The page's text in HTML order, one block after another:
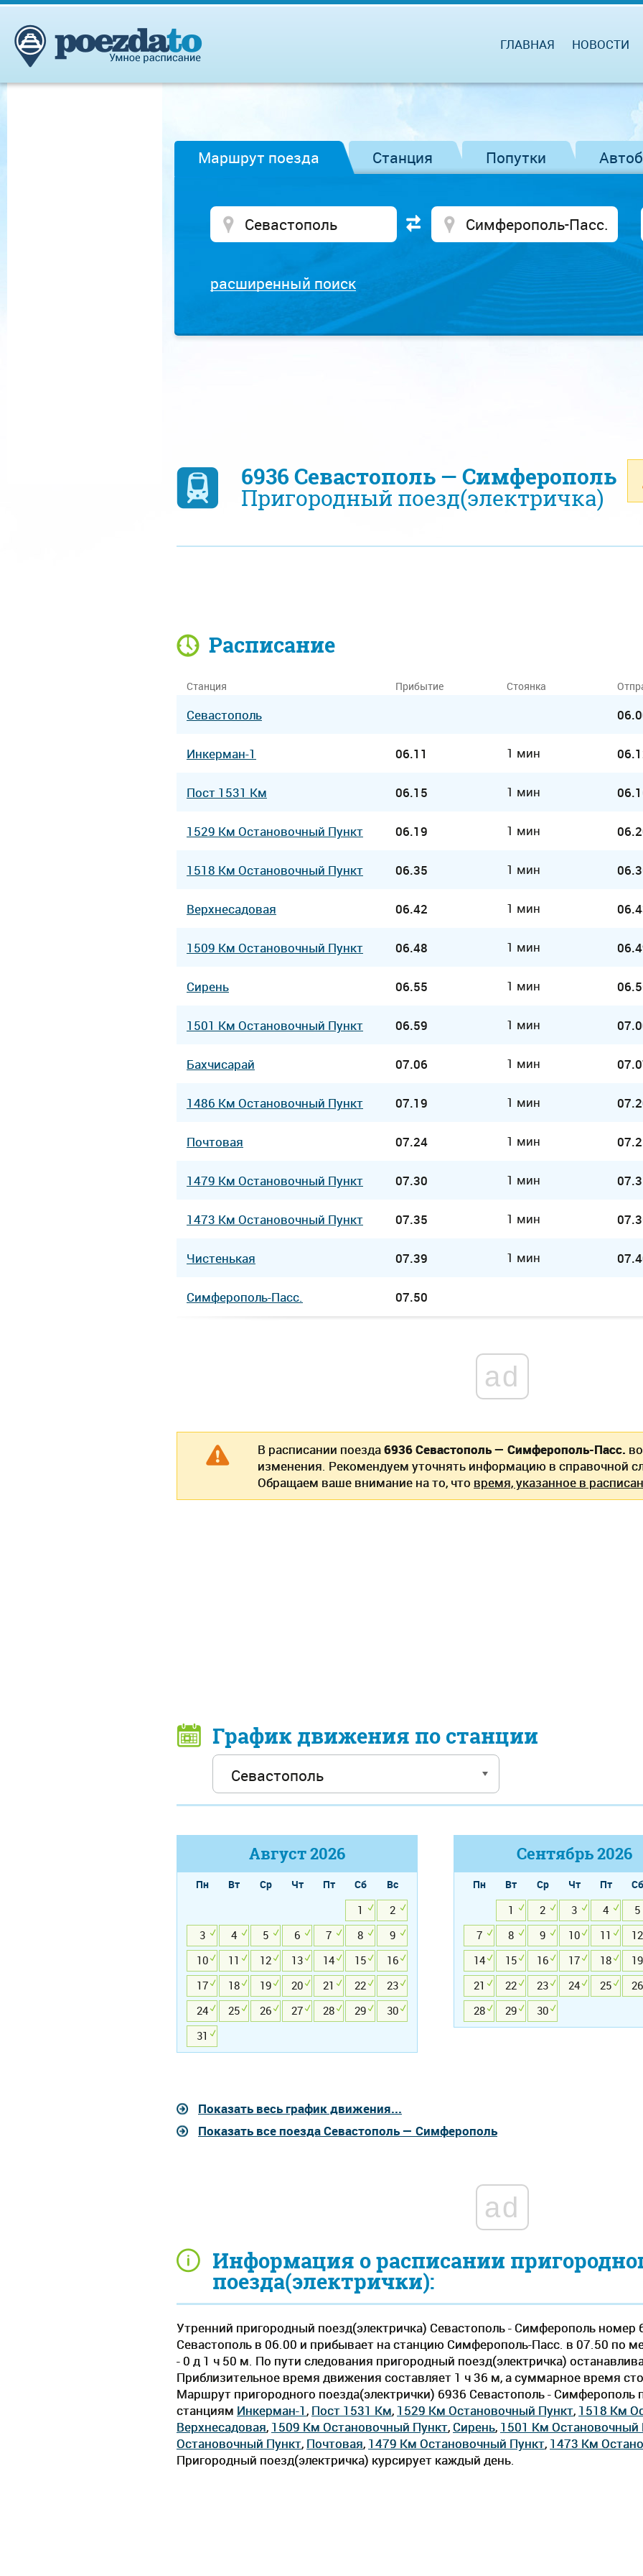
ГЛАВНАЯ НОВОСТИ
Маршрут поезда Станция Попутки
расширенный поиск
6936 Севастополь — Симферополь
Пригородный поезд(электричка)
Информация о расписании
поезда(электрички):
Утренний пригородный поезд(электричка) Севастополь - Симферополь номер
Севастополь в 06.00 и прибывает на станцию Симферополь-Пасс. в 07.50 по
- 0 д 1 ч 50 м. По пути следования пригородный поезд(электричка)
Приблизительное время движения составляет 1 ч 36 м, а суммарное время
Маршрут пригородного поезда(электрички) 6936 Севастополь - Симферополь
станциям Инкерман-1, Пост 1531 Км, 1529 Км Остановочный Пункт, 1518 Км
Верхнесадовая, 1509 Км Остановочный Пункт, Сирень, 1501 Км Остановочный
Остановочный Пункт, Почтовая, 1479 Км Остановочный Пункт, 1473 Км
Пригородный поезд(электричка) курсирует каждый день.
Расписание
Станция Прибытие Стоянка
Севастополь
Инкерман-1 06.11 1 мин
Пост 1531 Км 06.15 1 мин
1529 Км Остановочный Пункт 06.19 1 мин
1518 Км Остановочный Пункт 06.35 1 мин
Верхнесадовая 06.42 1 мин
1509 Км Остановочный Пункт 06.48 1 мин
Сирень 06.55 1 мин
1501 Км Остановочный Пункт 06.59 1 мин
Бахчисарай 07.06 1 мин
1486 Км Остановочный Пункт 07.19 1 мин
Почтовая 07.24 1 мин
1479 Км Остановочный Пункт 07.30 1 мин
1473 Км Остановочный Пункт 07.35 1 мин
Чистенькая 07.39 1 мин
Симферополь-Пасс. 07.50
ad
В расписании поезда6936 Севастополь — Симферополь-Пасс.
изменения. Рекомендуем уточнять информацию в справочной
Обращаем ваше внимание на то, что время, указанное в
График движения по станции
Август2026
Пн Вт Ср Чт Пт Сб
Вс
1
2
3
4 5 6 7 8
9
10
11 12 13 14 15
16
17
18 19 20 21 22
23
24
25 26 27 28 29
30
31
Сентябрь2026
Пн Вт Ср Чт Пт Сб
1
2 3 4 5
7
8 9 10 11 12
14
15 16 17 18 19
21
22 23 24 25 26
28
29 30
Показать весь график движения...
Показать все поезда Севастополь — Симферополь
ad